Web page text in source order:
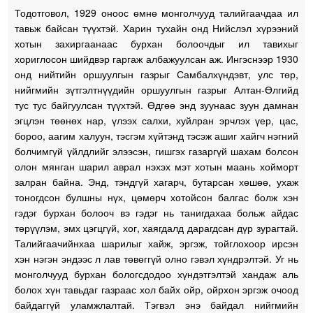
Тодотговол, 1929 оноос өмнө монголчууд талийгаачдаа ил
тавьж байсан түүхтэй. Харин тухайн онд Нийслэл хүрээний
хотын захиргаанаас бурхан болоочдыг ил тавихыг
хориглосон шийдвэр гаргаж албажуулсан аж. Ингэснээр 1930
онд нийтийн оршуулгын газрыг Самбалхүндэвт, улс төр,
нийгмийн зүтгэлтнүүдийн оршуулгын газрыг Алтан-Өлгийд
тус тус байгуулсан түүхтэй. Өдгөө энд зуунаас зуун дамнан
эгцлэн төөнөх нар, үлээх салхи, хуйлран эрчлэх үер, цас,
бороо, аагим халуун, тэсгэм хүйтэнд тэсэж ашиг хайгч нэгний
болчимгүй үйлдлийг элээсэн, гишгэх газаргүй шахам болсон
олон мянган шарил аврал нэхэх мэт хотын маань хойморт
залран байна. Энд, тэндгүй хагарч, бутарсан хөшөө, ухаж
тоногдсон булшны нүх, цөмөрч хотойсон балгас болж хэн
гэдэг бурхан болооч вэ гэдэг нь танигдахаа больж айдас
төрүүлэм, эмх цэгцгүй, хог, хаягдалд дарагдсан дүр зурагтай.
Талийгаачийнхаа шарилыг хайж, эргэж, тойглохоор ирсэн
хэн нэгэн эндээс л лав төвөггүй олно гэвэл хүндрэлтэй. Уг нь
монголчууд бурхан бологсдодоо хүндэтгэлтэй хандаж аль
болох хүн тавьдаг газраас хол байх ойр, ойрхон эргэж очоод
байдаггүй уламжлалтай. Тэгвэл энэ байдал нийгмийн